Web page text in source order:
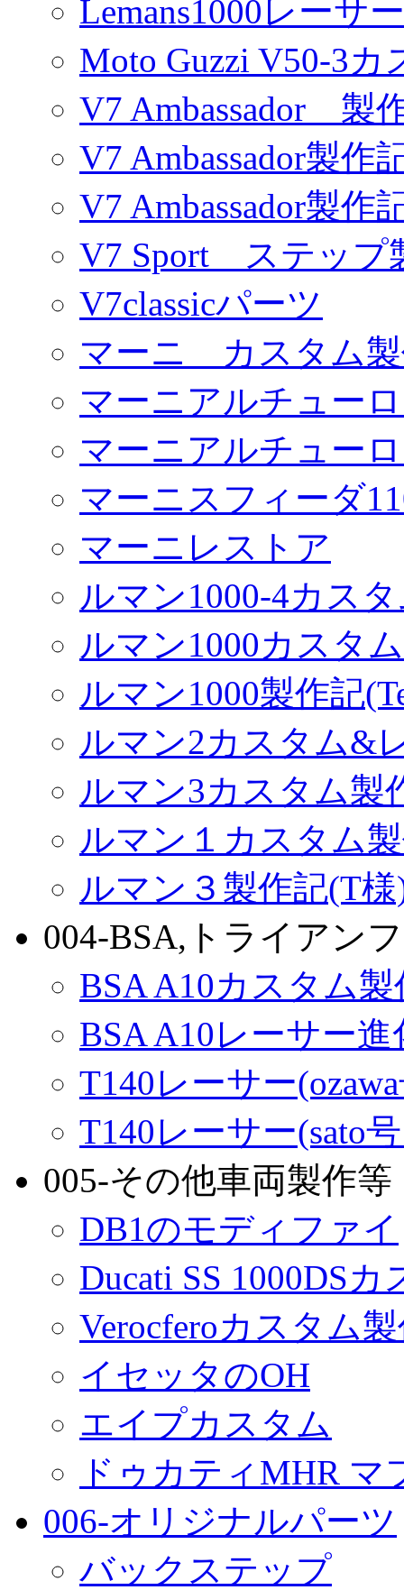
Lemans1000レーサ
Moto Guzzi V50-3カ
V7 Ambassador 製
V7 Ambassador製作
V7 Ambassador製作
V7 Sport ステップ
V7classicパーツ
マーニ カスタム
マーニアルチュー
マーニアルチュー
マーニスフィーダ
マーニレストア
ルマン1000-4カス
ルマン1000カスタ
ルマン1000製作記
ルマン2カスタム&
ルマン3カスタム製
ルマン１カスタム
ルマン３製作記(T様
004-BSA,トライアンフ
BSA A10カスタム製
BSA A10レーサー進
T140レーサー
T140レーサー(sato
005-その他車両製作等
DB1のモディファイ
Ducati SS 1000DSカ
Verocferoカスタム
イセッタのOH
エイプカスタム
ドゥカティMHR マ
006-オリジナルパーツ
バックステップ